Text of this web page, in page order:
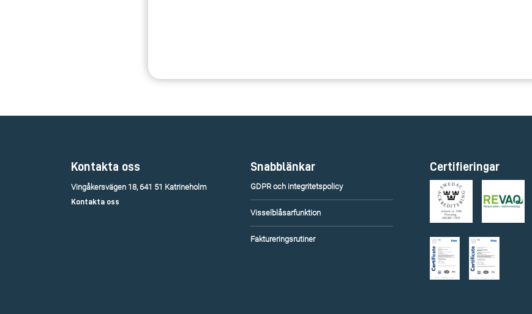
Kontakta oss
Vingåkersvägen 18, 641 51 Katrineholm
Kontakta oss
Snabblänkar
GDPR och integritetspolicy
Visselblåsarfunktion
Faktureringsrutiner
Certifieringar